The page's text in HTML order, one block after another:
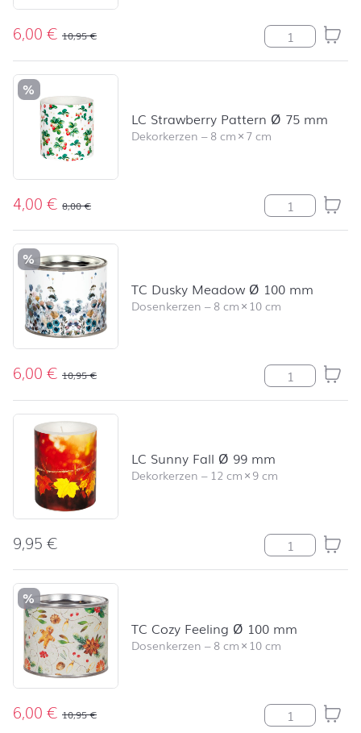
6,00€ 10,95€ TC Strawberry
%
LC Strawberry Pattern Ø 75 mm
Dekorkerzen –8 cm×7 cm
4,00€ 8,00€ LC Strawberry
%
TC Dusky Meadow Ø 100 mm
Dosenkerzen –8 cm× 10 cm
6,00€ 10,95€ TC Dusky
LC Sunny Fall Ø 99 mm
Dekorkerzen – 12 cm×9 cm
9,95€ LC Sunny Fall
%
TC Cozy Feeling Ø 100 mm
Dosenkerzen –8 cm× 10 cm
6,00€ 10,95€ TC Cozy